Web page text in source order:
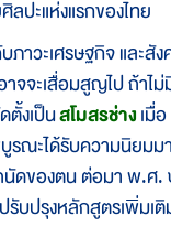
ปะแห่งแรกของไทย
ะเศรษฐกิจ และสัง
จจะเสื่อมสูญไป ถ้าไ
ตั้งเป็นสโมสรช่างเมื่
รณะได้รับความนิยมม
ถนัดของตน ต่อมา พ.
บปรุงหลักสูตรเพิ่มเ